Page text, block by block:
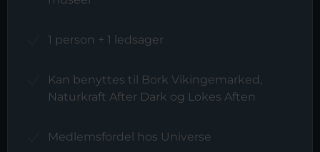
1 person + 1 ledsager
Kan benyttes til Bork Vikingemarked,
Naturkraft After Dark og Lokes Aften
Medlemsfordel hos Universe